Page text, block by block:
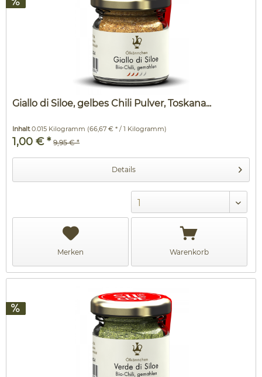
Giallo di Siloe, gelbes Chili Pulver, Toskana...
Inhalt0.015 Kilogramm (66,67 € * / 1 Kilogramm)
1,00 € * 9,95 € *
Details
Merken Warenkorb